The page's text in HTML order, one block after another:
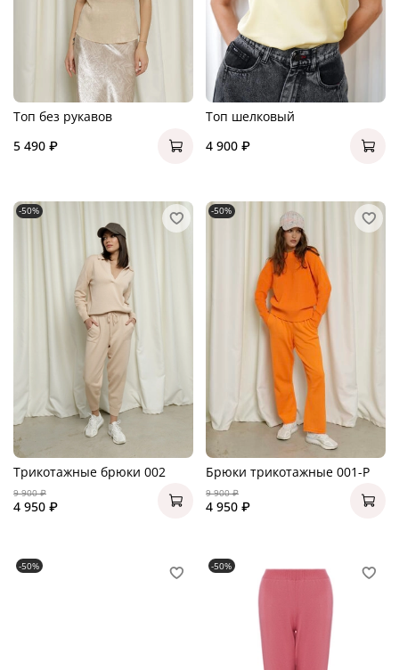
Топ без рукавов
5 490 ₽
Топ шелковый
4 900 ₽
-50%
Трикотажные брюки 002
9 900 ₽
4 950 ₽
-50%
Брюки трикотажные 001-P
9 900 ₽
4 950 ₽
-50% -50%